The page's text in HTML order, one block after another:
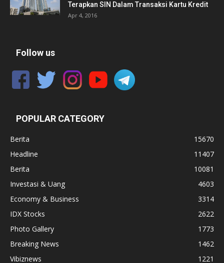
Terapkan SIN Dalam Transaksi Kartu Kredit
Apr 4, 2016
Follow us
POPULAR CATEGORY
Berita
15670
Headline
11407
Berita
10081
Investasi & Uang
4603
Economy & Business
3314
IDX Stocks
2622
Photo Gallery
1773
Breaking News
1462
Vibiznews
1221